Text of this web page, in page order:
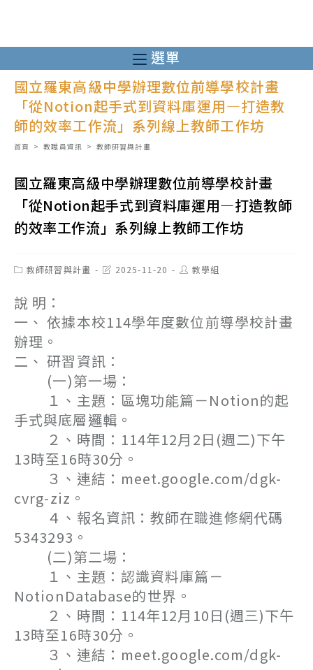
至
主
選單
國立羅東高級中學辦理數位前導學校計畫
「從Notion起手式到資料庫運用—打造教
師的效率工作流」系列線上教師工作坊
首頁 > 教職員資訊 > 教師研習與計畫
國立羅東高級中學辦理數位前導學校計畫
「從Notion起手式到資料庫運用—打造教師
的效率工作流」系列線上教師工作坊
Post教師研習與計畫
Post2025-11-20
Post教學組
說 明：
一、 依據本校114學年度數位前導學校計畫
辦理。
二、 研習資訊：
(一)第一場：
１、主題：區塊功能篇－Notion的起
手式與底層邏輯。
２、時間：114年12月2日(週二)下午
13時至16時30分。
３、連結：meet.google.com/dgk-
cvrg-ziz。
４、報名資訊：教師在職進修網代碼
5343293。
(二)第二場：
１、主題：認識資料庫篇－
NotionDatabase的世界。
２、時間：114年12月10日(週三)下午
13時至16時30分。
３、連結：meet.google.com/dgk-